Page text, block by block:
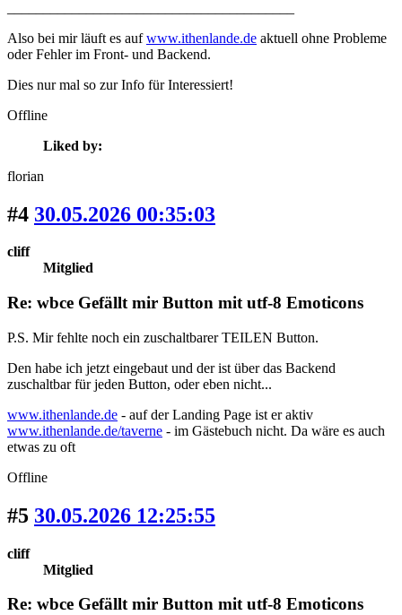
Also bei mir läuft es aufwww.ithenlande.de aktuell ohne Probleme
oder Fehler im Front- und Backend.
Dies nur mal so zur Info für Interessiert!
Offline
Liked by:
florian
#4 30.05.2026 00:35:03
cliff
Mitglied
Re: wbce Gefällt mir Button mit utf-8 Emoticons
P.S. Mir fehlte noch ein zuschaltbarer TEILEN Button.
Den habe ich jetzt eingebaut und der ist über das Backend
zuschaltbar für jeden Button, oder eben nicht...
www.ithenlande.de - auf der Landing Page ist er aktiv
www.ithenlande.de/taverne - im Gästebuch nicht. Da wäre es auch
etwas zu oft
Offline
#5 30.05.2026 12:25:55
cliff
Mitglied
Re: wbce Gefällt mir Button mit utf-8 Emoticons